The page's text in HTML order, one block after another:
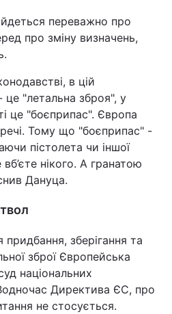
переважно про
про зміну визначень,
в цій
це "летальна зброя", у
це "боєприпас". Європа
речі. Тому що "боєприпас" -
пістолета чи іншої
нікого. А гранатою
Дануца.
зберігання та
зброї Європейська
національних
Директива ЄС, про
не стосується.